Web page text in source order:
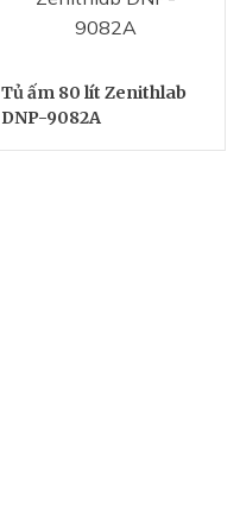
Tủ ấm 80 lít Zenithlab
DNP-9082A